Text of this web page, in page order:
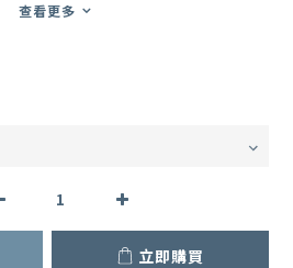
查看更多
立即購買